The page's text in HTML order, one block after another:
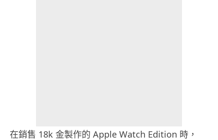
在銷售 18k 金製作的 Apple Watch Edition 時，